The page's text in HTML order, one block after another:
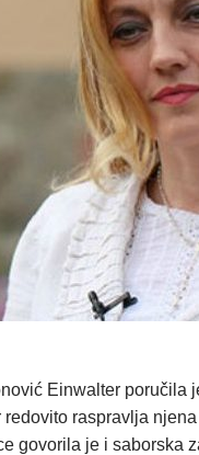
Einwalter
redovito raspravlja
govorila je i saborska